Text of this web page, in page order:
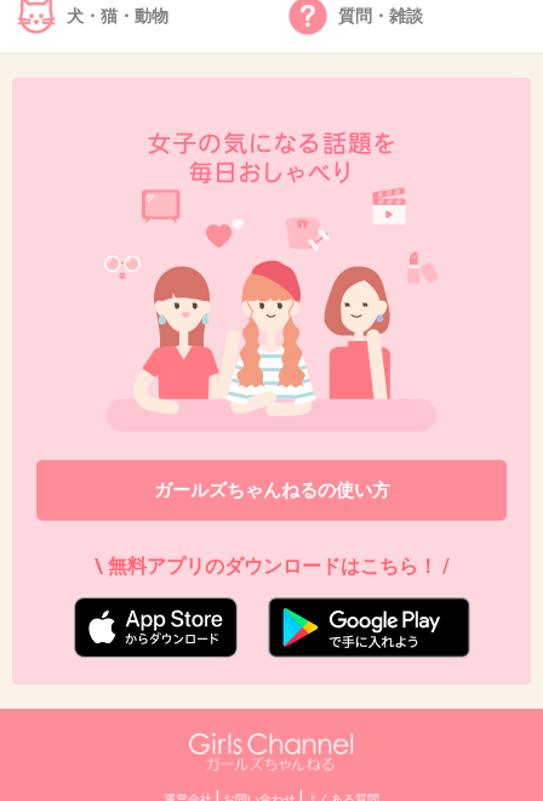
2015/08/11(火) 08:53:52
柴咲コウだよ！
2015/08/11(火) 08:53:57
出典：www.officiallyjd.com
+520 -104
2015/08/11(火) 08:54:00
松井珠理奈
+707
犬・猫・動物 質問・雑談
ガールズちゃんねるの使い方
\ 無料アプリのダウンロードはこちら！ /